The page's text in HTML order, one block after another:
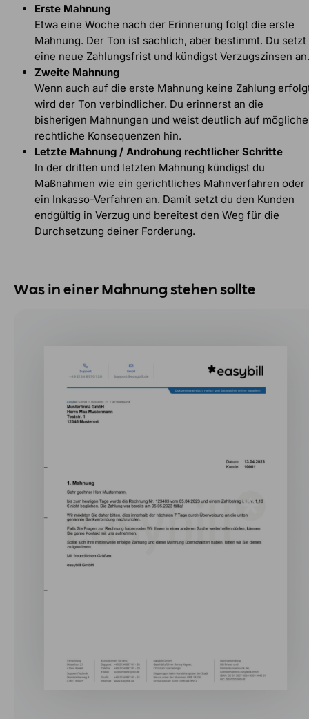
Erste Mahnung
Etwa eine Woche nach der Erinnerung folgt die erste
Mahnung. Der Ton ist sachlich, aber bestimmt. Du setzt
eine neue Zahlungsfrist und kündigst Verzugszinsen an.
Zweite Mahnung
Wenn auch auf die erste Mahnung keine Zahlung
wird der Ton verbindlicher. Du erinnerst an die
bisherigen Mahnungen und weist deutlich auf mögliche
rechtliche Konsequenzen hin.
Letzte Mahnung / Androhung rechtlicher Schritte
In der dritten und letzten Mahnung kündigst du
Maßnahmen wie ein gerichtliches Mahnverfahren oder
ein Inkasso-Verfahren an. Damit setzt du den Kunden
endgültig in Verzug und bereitest den Weg für die
Durchsetzung deiner Forderung.
Was in einer Mahnung stehen sollte